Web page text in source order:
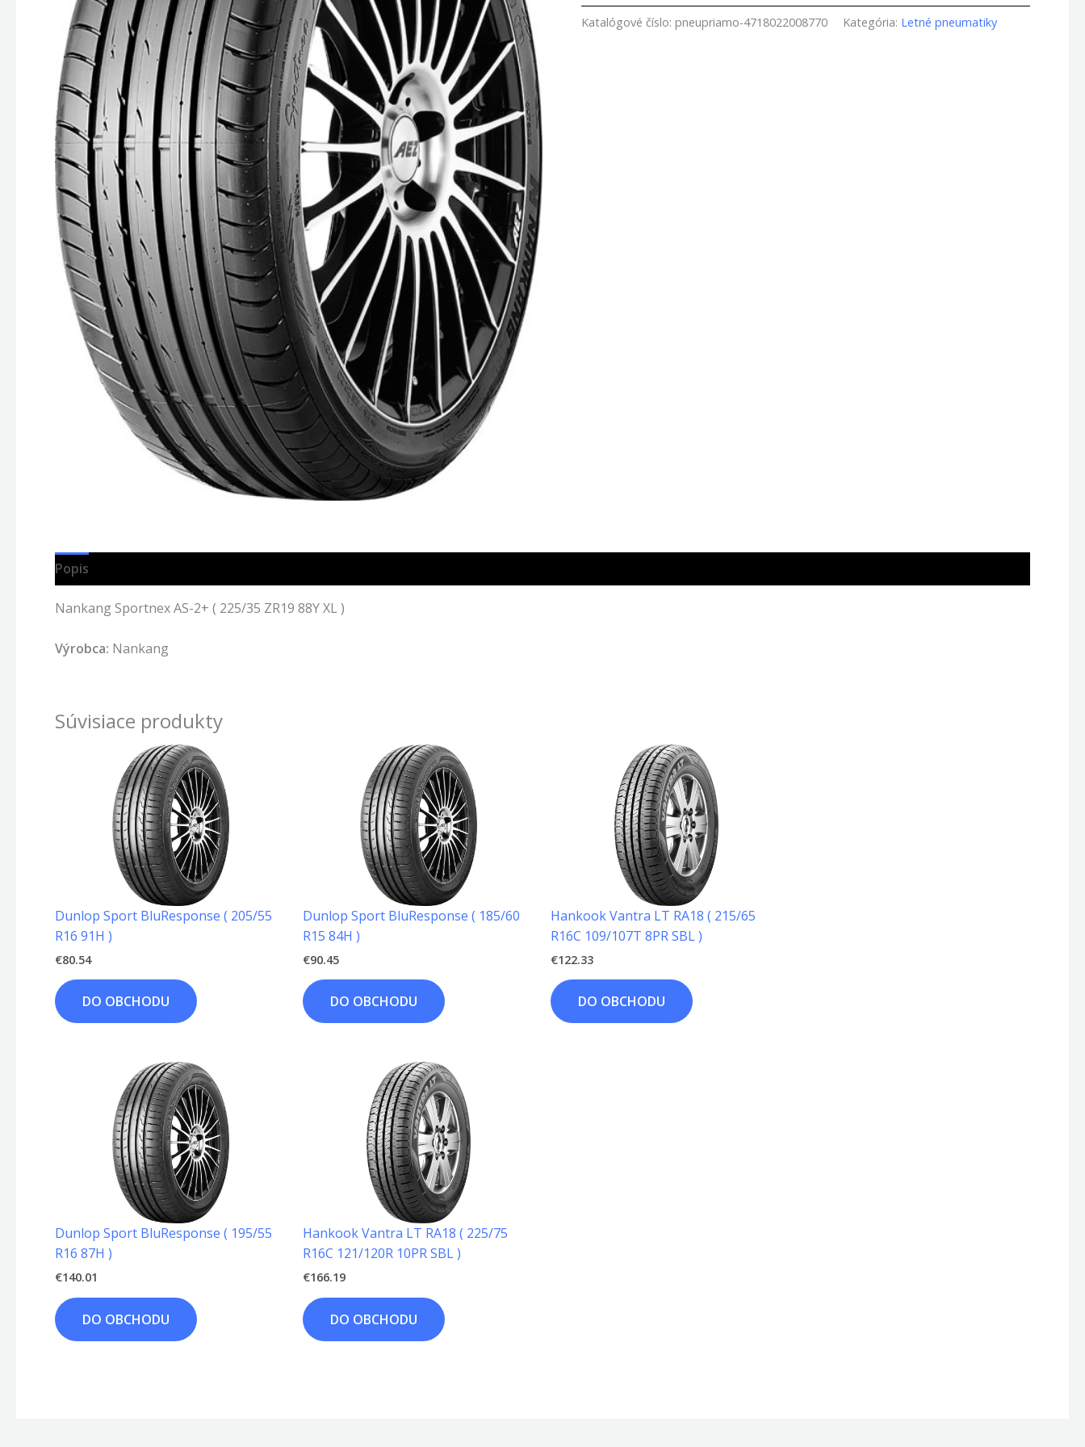
Katalógové číslo:pneupriamo-4718022008770 Kategória: Letné pneumatiky
Popis
Nankang Sportnex AS-2+ ( 225/35 ZR19 88Y XL )
Výrobca: Nankang
Súvisiace produkty
Dunlop Sport BluResponse ( 205/55
R16 91H )
€80.54
DO OBCHODU
Dunlop Sport BluResponse ( 185/60
R15 84H )
€90.45
DO OBCHODU
Hankook Vantra LT RA18 ( 215/65
R16C 109/107T 8PR SBL )
€122.33
DO OBCHODU
Dunlop Sport BluResponse ( 195/55
R16 87H )
€140.01
DO OBCHODU
Hankook Vantra LT RA18 ( 225/75
R16C 121/120R 10PR SBL )
€166.19
DO OBCHODU